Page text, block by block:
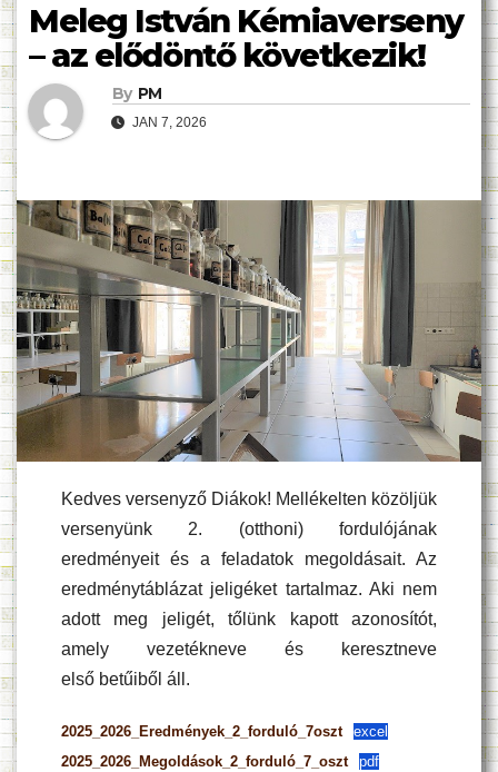
Meleg István Kémiaverseny
– az elődöntő következik!
By PM
JAN 7, 2026
Kedves versenyző Diákok! Mellékelten közöljük
versenyünk 2. (otthoni) fordulójának
eredményeit és a feladatok megoldásait. Az
eredménytáblázat jeligéket tartalmaz. Aki nem
adott meg jeligét, tőlünk kapott azonosítót,
amely vezetékneve és keresztneve
első betűiből áll.
2025_2026_Eredmények_2_forduló_7oszt
excel
2025_2026_Megoldások_2_forduló_7_oszt
pdf